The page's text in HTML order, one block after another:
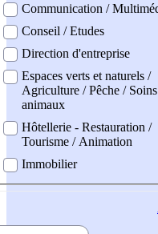
Communication /
Conseil / Etudes
Direction d'entreprise
Espaces verts et naturels /
Agriculture / Pêche /
animaux
Hôtellerie - Restauration /
Tourisme / Animation
Immobilier